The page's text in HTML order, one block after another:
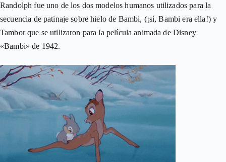
Randolph fue uno de los dos modelos humanos utilizados para la
secuencia de patinaje sobre hielo de Bambi, (¡sí, Bambi era ella!) y
Tambor que se utilizaron para la película animada de Disney
«Bambi» de 1942.